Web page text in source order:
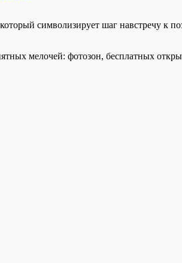
символизирует шаг навстречу к
мелочей: фотозон, бесплатных